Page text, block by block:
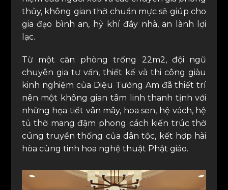
thủy, không gian thờ chuẩn mực sẽ giúp cho
gia đạo bình an, hỷ khí đầy nhà, an lành lợi
lạc.
Từ một căn phòng trống 22m2, đội ngũ
chuyên gia tư vấn, thiết kế và thi công giàu
kinh nghiệm của Diệu Tướng Am đã thiết trí
nên một không gian tâm linh thanh tịnh với
những họa tiết vân mây, hoa sen, hệ vách, hệ
tủ thờ mang đậm phong cách kiến trúc thờ
cúng truyền thống của dân tộc, kết hợp hài
hòa cùng tinh hoa nghệ thuật Phật giáo.